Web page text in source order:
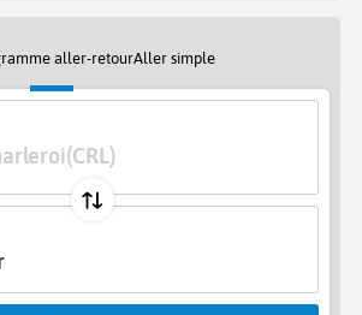
aller-retourAller simple
(CRL)